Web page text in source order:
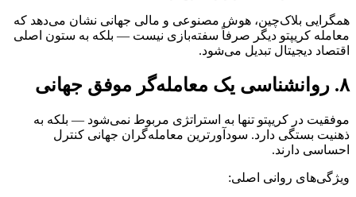
همگرایی بلاک‌چین، هوش مصنوعی و مالی جهانی نشان می‌دهد که
معامله کریپتو دیگر صرفاً سفته‌بازی نیست — بلکه به ستون اصلی
اقتصاد دیجیتال تبدیل می‌شود.
۸. روانشناسی یک معامله‌گر موفق جهانی
موفقیت در کریپتو تنها به استراتژی مربوط نمی‌شود — بلکه به
ذهنیت بستگی دارد. سودآورترین معامله‌گران جهانی کنترل
احساسی دارند.
ویژگی‌های روانی اصلی: